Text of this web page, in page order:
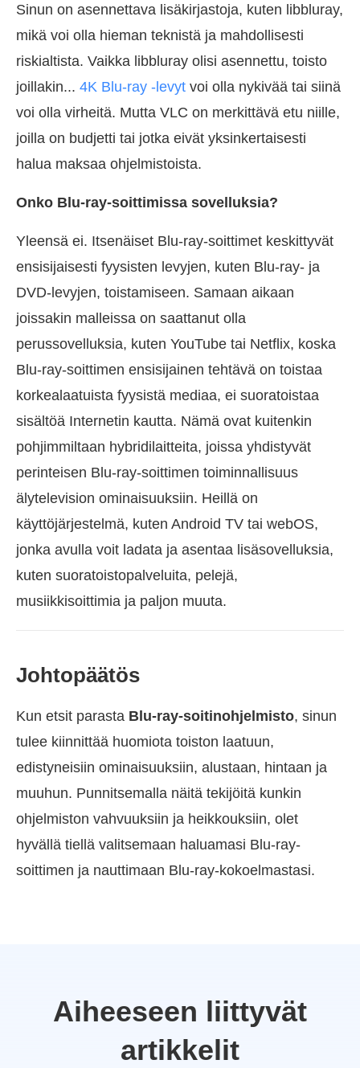
Sinun on asennettava lisäkirjastoja, kuten libbluray,
mikä voi olla hieman teknistä ja mahdollisesti
riskialtista. Vaikka libbluray olisi asennettu, toisto
joillakin... 4K Blu-ray -levyt voi olla nykivää tai siinä
voi olla virheitä. Mutta VLC on merkittävä etu niille,
joilla on budjetti tai jotka eivät yksinkertaisesti
halua maksaa ohjelmistoista.
Onko Blu-ray-soittimissa sovelluksia?
Yleensä ei. Itsenäiset Blu-ray-soittimet keskittyvät
ensisijaisesti fyysisten levyjen, kuten Blu-ray- ja
DVD-levyjen, toistamiseen. Samaan aikaan
joissakin malleissa on saattanut olla
perussovelluksia, kuten YouTube tai Netflix, koska
Blu-ray-soittimen ensisijainen tehtävä on toistaa
korkealaatuista fyysistä mediaa, ei suoratoistaa
sisältöä Internetin kautta. Nämä ovat kuitenkin
pohjimmiltaan hybridilaitteita, joissa yhdistyvät
perinteisen Blu-ray-soittimen toiminnallisuus
älytelevision ominaisuuksiin. Heillä on
käyttöjärjestelmä, kuten Android TV tai webOS,
jonka avulla voit ladata ja asentaa lisäsovelluksia,
kuten suoratoistopalveluita, pelejä,
musiikkisoittimia ja paljon muuta.
Johtopäätös
Kun etsit parasta Blu-ray-soitinohjelmisto, sinun
tulee kiinnittää huomiota toiston laatuun,
edistyneisiin ominaisuuksiin, alustaan, hintaan ja
muuhun. Punnitsemalla näitä tekijöitä kunkin
ohjelmiston vahvuuksiin ja heikkouksiin, olet
hyvällä tiellä valitsemaan haluamasi Blu-ray-
soittimen ja nauttimaan Blu-ray-kokoelmastasi.
Aiheeseen liittyvät
artikkelit